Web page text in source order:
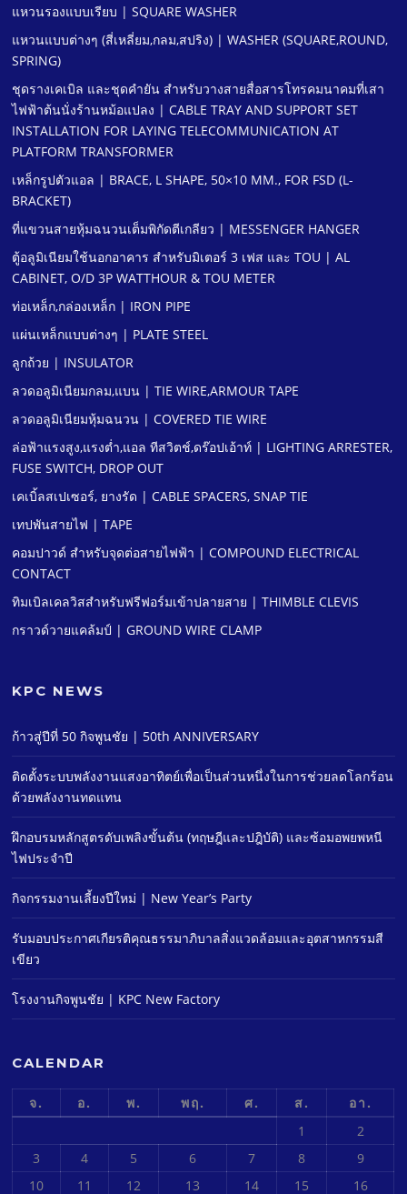
แหวนรองแบบเรียบ | SQUARE WASHER
แหวนแบบต่างๆ (สี่เหลี่ยม,กลม,สปริง) | WASHER (SQUARE,ROUND,
SPRING)
ชุดรางเคเบิล และชุดคํายัน สําหรับวางสายสื่อสารโทรคมนาคมที่เสา
ไฟฟ้าต้นนั่งร้านหม้อแปลง | CABLE TRAY AND SUPPORT SET
INSTALLATION FOR LAYING TELECOMMUNICATION AT
PLATFORM TRANSFORMER
เหล็กรูปตัวแอล | BRACE, L SHAPE, 50×10 MM., FOR FSD (L-
BRACKET)
ที่แขวนสายหุ้มฉนวนเต็มพิกัดตีเกลียว | MESSENGER HANGER
ตู้อลูมิเนียมใช้นอกอาคาร สําหรับมิเตอร์ 3 เฟส และ TOU | AL
CABINET, O/D 3P WATTHOUR & TOU METER
ท่อเหล็ก,กล่องเหล็ก | IRON PIPE
แผ่นเหล็กแบบต่างๆ | PLATE STEEL
ลูกถ้วย | INSULATOR
ลวดอลูมิเนียมกลม,แบน | TIE WIRE,ARMOUR TAPE
ลวดอลูมิเนียมหุ้มฉนวน | COVERED TIE WIRE
ล่อฟ้าแรงสูง,แรงตํ่า,แอล ทีสวิตช์,ดร๊อปเอ้าท์ | LIGHTING ARRESTER,
FUSE SWITCH, DROP OUT
เคเบิ้ลสเปเซอร์, ยางรัด | CABLE SPACERS, SNAP TIE
เทปพันสายไฟ | TAPE
คอมปาวด์ สําหรับจุดต่อสายไฟฟ้า | COMPOUND ELECTRICAL
CONTACT
ทิมเบิลเคลวิสสําหรับฟรีฟอร์มเข้าปลายสาย | THIMBLE CLEVIS
กราวด์วายแคล้มป์ | GROUND WIRE CLAMP
KPC NEWS
ก้าวสู่ปีที่ 50 กิจพูนชัย | 50th ANNIVERSARY
ติดตั้งระบบพลังงานแสงอาทิตย์เพื่อเป็นส่วนหนึ่งในการช่วยลดโลกร้อน
ด้วยพลังงานทดแทน
ฝึกอบรมหลักสูตรดับเพลิงขั้นต้น (ทฤษฎีและปฎิบัติ) และซ้อมอพยพหนี
ไฟประจําปี
กิจกรรมงานเลี้ยงปีใหม่ | New Year’s Party
รับมอบประกาศเกียรติคุณธรรมาภิบาลสิ่งแวดล้อมและอุตสาหกรรมสี
เขียว
โรงงานกิจพูนชัย | KPC New Factory
CALENDAR
จ. อ. พ. พฤ. ศ. ส.
อา.
1
2
3
4 5 6 7 8
9
10
11 12 13 14 15 16